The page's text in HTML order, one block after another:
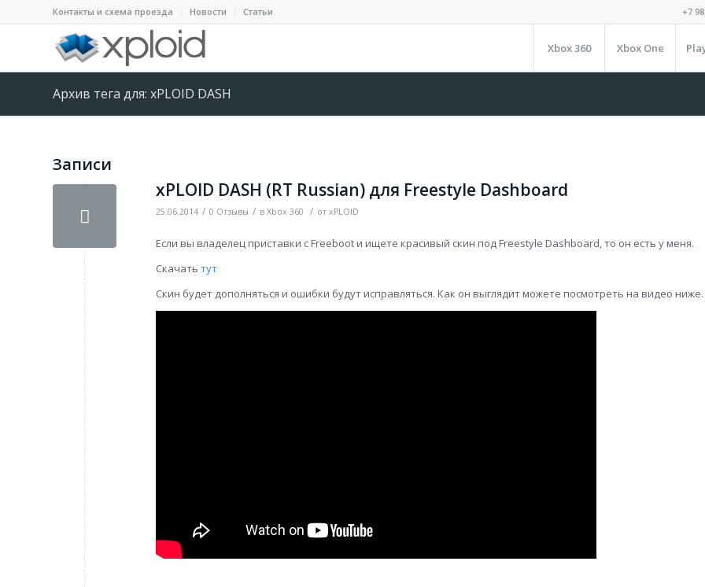
Контакты и схема проезда Новости Статьи +7
Xbox 360 Xbox One
Архив тега для: xPLOID DASH
Записи
xPLOID DASH (RT Russian) для Freestyle Dashboard
25.06.2014 / 0 Отзывы / в Xbox 360 / от xPLOID
Если вы владелец приставки с Freeboot и ищете красивый скин под Freestyle Dashboard, то он есть у меня.
Скачать тут
Скин будет дополняться и ошибки будут исправляться. Как он выглядит можете посмотреть на видео ниже.